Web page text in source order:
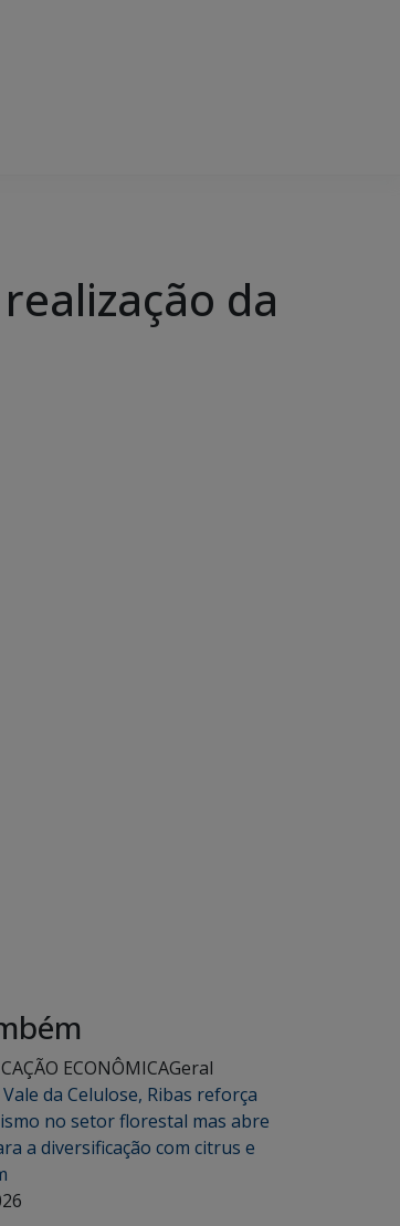
da
ECONÔMICAGeral
da Celulose, Ribas reforça
no setor florestal mas abre
a diversificação com citrus e